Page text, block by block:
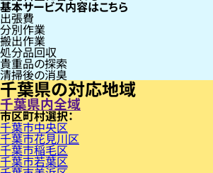
基本サービス内容はこちら
出張費
分別作業
搬出作業
処分品回収
貴重品の探索
清掃後の消臭
千葉県の対応地域
千葉県内全域
市区町村
千葉市中央区
千葉市花見川区
千葉市稲毛区
千葉市若葉区